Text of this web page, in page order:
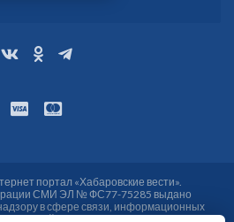
портал «Хабаровские вести».
СМИ ЭЛ № ФС77-75285 выдано
в сфере связи, информационных
(Роскомнадзор) от 25.03.2019.